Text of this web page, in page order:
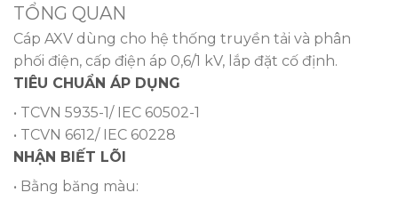
TỔNG QUAN
Cáp AXV dùng cho hệ thống truyền tải và phân
phối điện, cấp điện áp 0,6/1 kV, lắp đặt cố định.
TIÊU CHUẨN ÁP DỤNG
• TCVN 5935-1/ IEC 60502-1
• TCVN 6612/ IEC 60228
NHẬN BIẾT LÕI
• Bằng băng màu: